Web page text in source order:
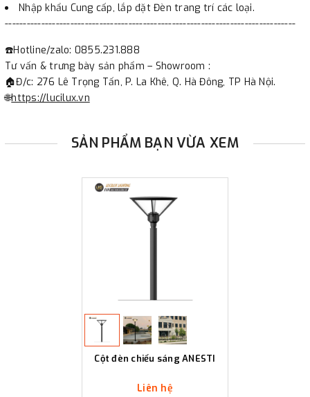
Nhập khẩu Cung cấp, lắp đặt Đèn trang trí các loại.
--------------------------------------------------------------------------------
☎️Hotline/zalo: 0855.231.888
Tư vấn & trưng bày sản phẩm – Showroom :
🏠Đ/c: 276 Lê Trọng Tấn, P. La Khê, Q. Hà Đông, TP Hà Nội.
🌐https://lucilux.vn
SẢN PHẨM BẠN VỪA XEM
Cột đèn chiếu sáng ANESTI
Liên hệ